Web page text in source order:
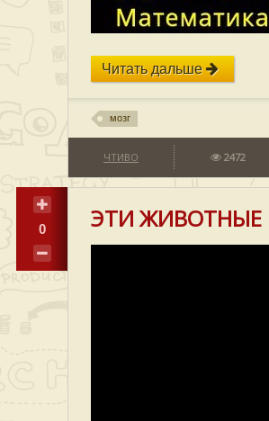
Читать дальше
мозг
ЧТИВО 2472
0 ЭТИ ЖИВОТНЫЕ